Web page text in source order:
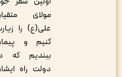
مولای متقیان
علی(ع) را زیارت
کنیم و پیمان
ببندیم که در
دولت راه ایشان